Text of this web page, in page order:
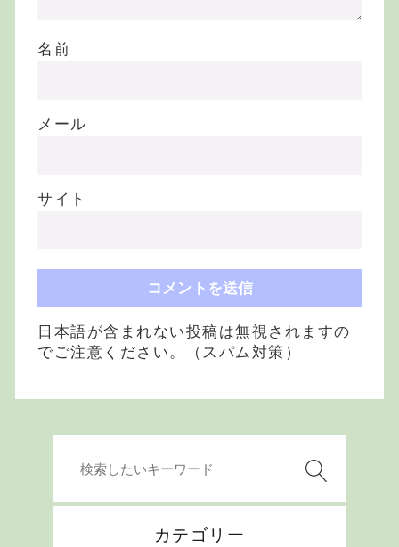
名前
メール
サイト
日本語が含まれない投稿は無視されますの
でご注意ください。（スパム対策）
カテゴリー